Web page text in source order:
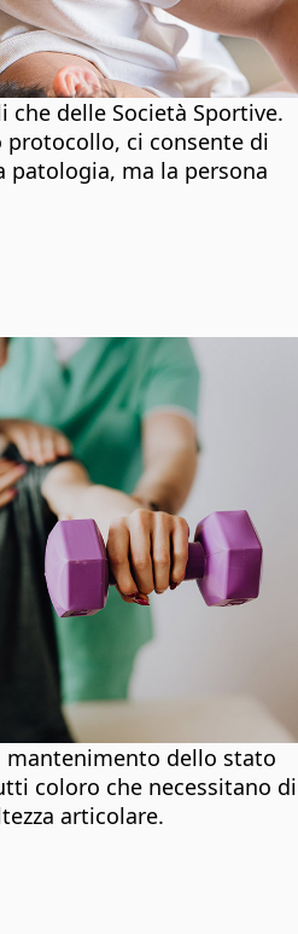
che delle Società Sportive.
ci consente di
ma la persona
mantenimento dello stato
coloro che necessitano di
articolare.